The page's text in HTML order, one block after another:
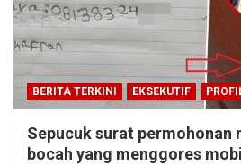
BERITA TERKINI EKSEKUTIF
Sepucuk surat permohonan
bocah yang menggores mobil